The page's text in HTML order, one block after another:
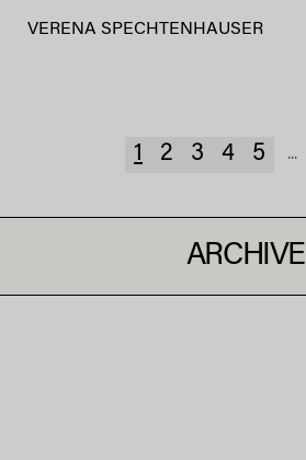
VERENA SPECHTENHAUSER
1 2 3 4 5 ...
ARCHIVE